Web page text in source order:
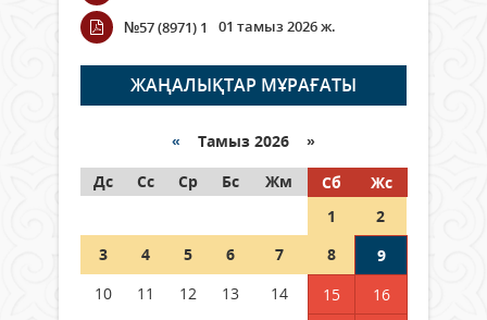
Wi-Fi ҚАБЫРҒА АРҚЫЛЫ ҚАЛАЙ
ӨТЕДІ?
06 тамыз 2026 ж. 276
граждане Казахстана,
05 тамыз 2026 ж. 157
Шетелде жүрген Қазақстан
азаматтары қалай дауыс бере
№57 (8971) 1
01 тамыз 2026 ж.
ЖАҢАЛЫҚТАР МҰРАҒАТЫ
« Тамыз 2026 »
Дс
Сс Ср Бс Жм Сб
Жс
1
2
3
4 5 6 7 8
9
10
11 12 13 14 15
16